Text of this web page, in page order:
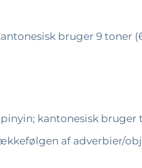
bruger 9 toner
kantonesisk bruger
af ​​adverbier/